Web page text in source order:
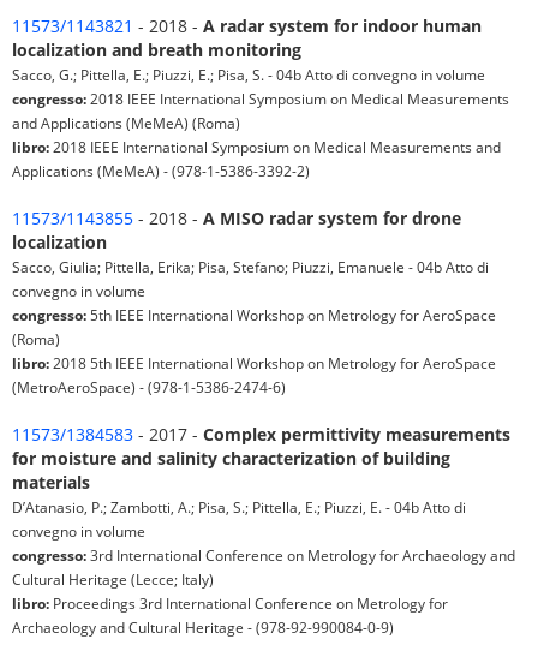
11573/1143821 - 2018 - A radar system for indoor human
localization and breath monitoring
Sacco, G.; Pittella, E.; Piuzzi, E.; Pisa, S. - 04b Atto di convegno in volume
congresso: 2018 IEEE International Symposium on Medical Measurements
and Applications (MeMeA) (Roma)
libro: 2018 IEEE International Symposium on Medical Measurements and
Applications (MeMeA) - (978-1-5386-3392-2)
11573/1143855 - 2018 - A MISO radar system for drone
localization
Sacco, Giulia; Pittella, Erika; Pisa, Stefano; Piuzzi, Emanuele - 04b Atto di
convegno in volume
congresso: 5th IEEE International Workshop on Metrology for AeroSpace
(Roma)
libro: 2018 5th IEEE International Workshop on Metrology for AeroSpace
(MetroAeroSpace) - (978-1-5386-2474-6)
11573/1384583 - 2017 - Complex permittivity measurements
for moisture and salinity characterization of building
materials
D’Atanasio, P.; Zambotti, A.; Pisa, S.; Pittella, E.; Piuzzi, E. - 04b Atto di
convegno in volume
congresso:3rd International Conference on Metrology for Archaeology and
Cultural Heritage (Lecce; Italy)
libro: Proceedings 3rd International Conference on Metrology for
Archaeology and Cultural Heritage - (978-92-990084-0-9)